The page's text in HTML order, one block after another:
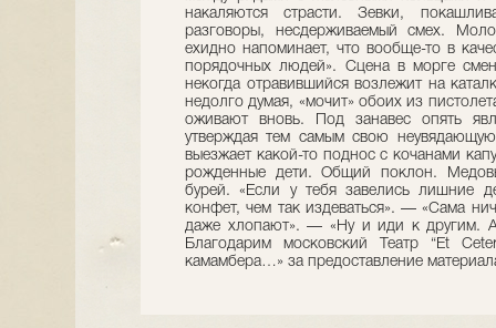
накаляются страсти. Зевки,
разговоры, несдерживаемый смех.
ехидно напоминает, что вообще-то в
порядочных людей». Сцена в морге
некогда отравившийся возлежит на
недолго думая, «мочит» обоих из
оживают вновь. Под занавес опять
утверждая тем самым свою
выезжает какой-то поднос с кочанами
рожденные дети. Общий поклон.
бурей. «Если у тебя завелись лишние
конфет, чем так издеваться». — «Сама
даже хлопают». — «Ну и иди к другим.
Благодарим московский Театр “Et
камамбера…» за предоставление